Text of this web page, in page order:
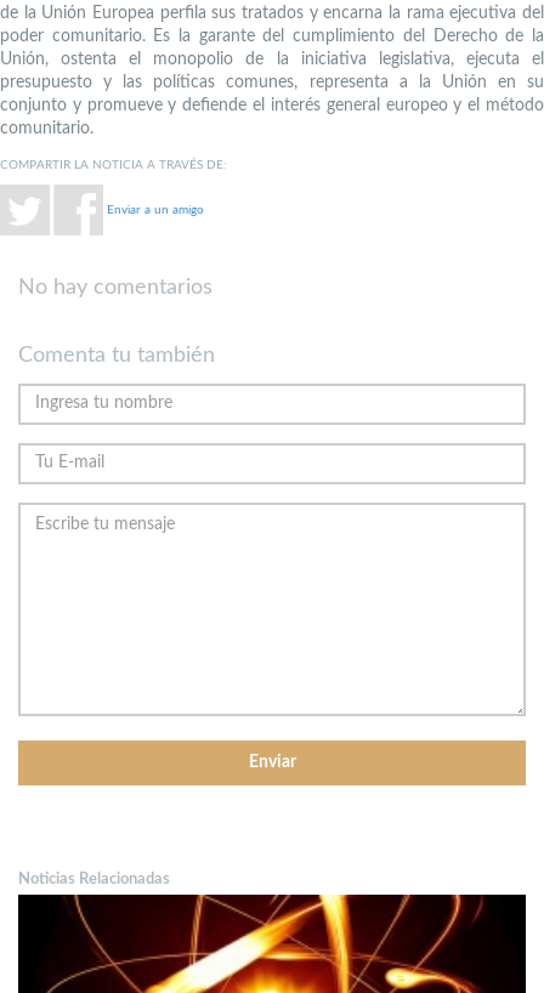
de la Unión Europea perfila sus tratados y encarna la rama ejecutiva del
poder comunitario. Es la garante del cumplimiento del Derecho de la
Unión, ostenta el monopolio de la iniciativa legislativa, ejecuta el
presupuesto y las políticas comunes, representa a la Unión en su
conjunto y promueve y defiende el interés general europeo y el método
comunitario.
COMPARTIR LA NOTICIA A TRAVÉS DE:
Enviar a un amigo
No hay comentarios
Comenta tu también
Noticias Relacionadas